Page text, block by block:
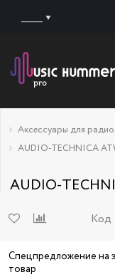
Аксессуары для
AUDIO-TECHNICA
AUDIO-
Код
Спецпредложение на
товар